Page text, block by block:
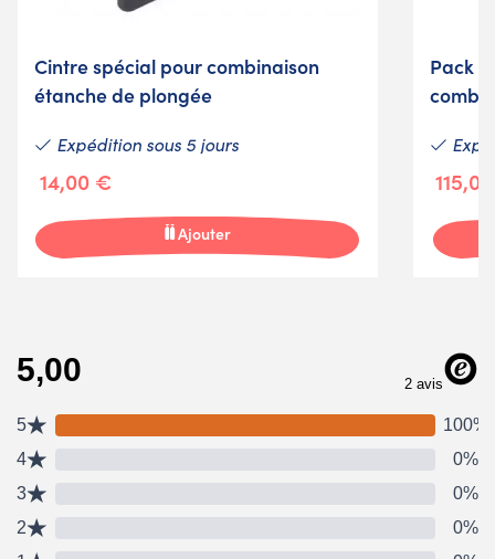
Cintre spécial pour combinaison
étanche de plongée
Expédition sous 5 jours
14,00 €
Ajouter
Pack